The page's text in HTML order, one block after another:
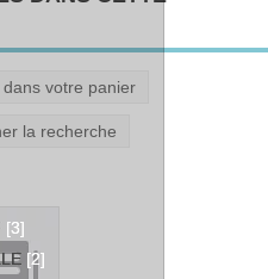
votre panier
la recherche
[3]
[2]